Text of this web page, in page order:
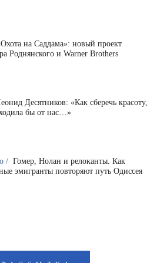
на Саддама»: новый проект
Роднянского и Warner Brothers
Десятников: «Как сберечь красоту,
бы от нас…»
/ Гомер, Нолан и релоканты. Как
эмигранты повторяют путь Одиссея